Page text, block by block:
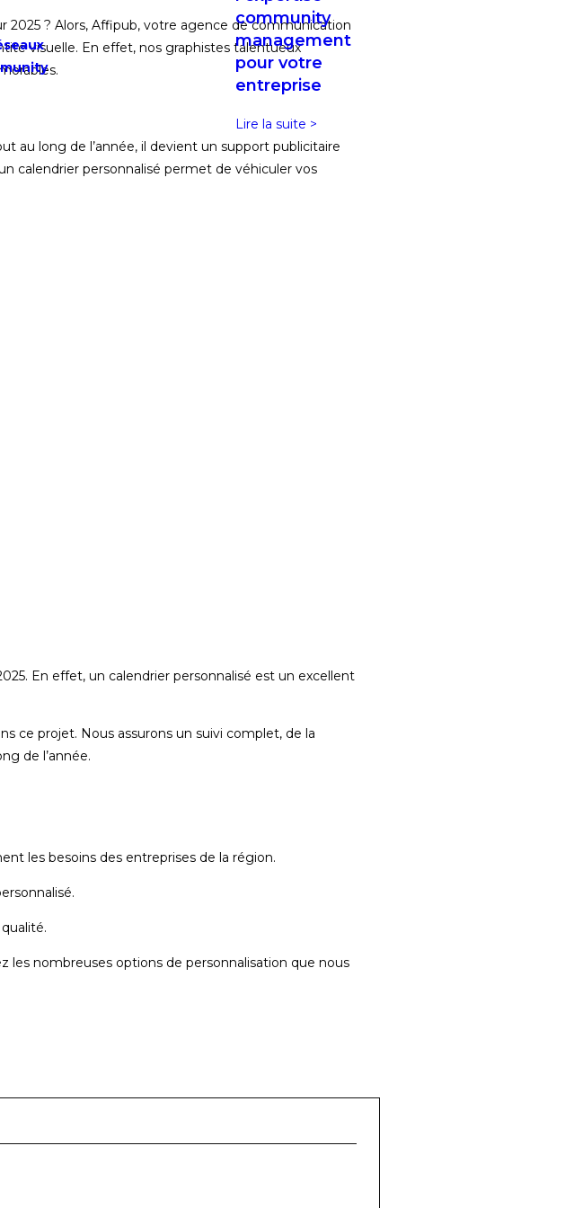
community
management
pour votre
entreprise
Lire la suite >
2025 ? Alors, Affipub, votre agence de communication
visuelle. En effet, nos graphistes talentueux
au long de l’année, il devient un support publicitaire
calendrier personnalisé permet de véhiculer vos
En effet, un calendrier personnalisé est un excellent
ce projet. Nous assurons un suivi complet, de la
de l’année.
les besoins des entreprises de la région.
les nombreuses options de personnalisation que nous